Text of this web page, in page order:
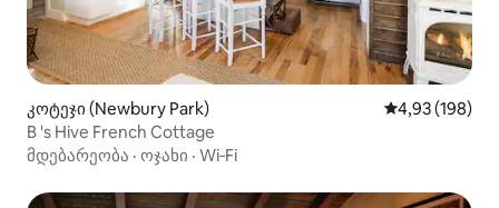
კოტეჯი (Newbury Park) საშუალო
4,93 (198)
B 's Hive French Cottage
მდებარეობა · ოჯახი · Wi‑Fi